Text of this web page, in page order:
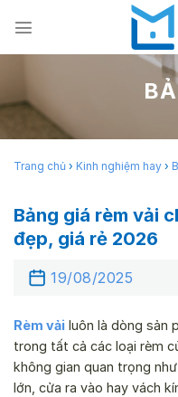
content
Trang chủ › Kinh nghiệm hay ›
Bảng giá rèm vải
đẹp, giá rẻ 2026
19/08/2025
Rèm vải luôn là dòng sản
trong tất cả các loại rèm
không gian quan trọng
lớn, cửa ra vào hay vách